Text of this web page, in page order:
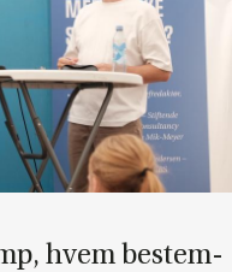
hvem be­stem­